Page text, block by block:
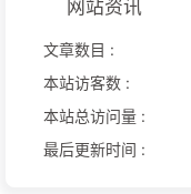
网站资讯
文章数目 :
本站访客数 :
本站总访问量 :
最后更新时间 :